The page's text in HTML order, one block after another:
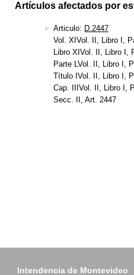
Artículos afectados por
Articulo: D.2447
Vol. XIVol. II, Libro I,
Libro XIVol. II, Libro I,
Parte LVol. II, Libro I,
Título IVol. II, Libro I,
Cap. IIIVol. II, Libro I,
Secc. II, Art. 2447
Intendencia de Montevideo